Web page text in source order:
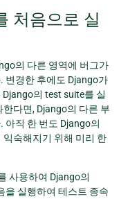
처음으로 실
의 다른 영역에 버그가
변경한 후에도 Django가
의 test suite를 실
다면, Django의 다른 부
아직 한 번도 Django의
숙해지기 위해 미리 한
사용하여 Django의
을 실행하여 테스트 종속